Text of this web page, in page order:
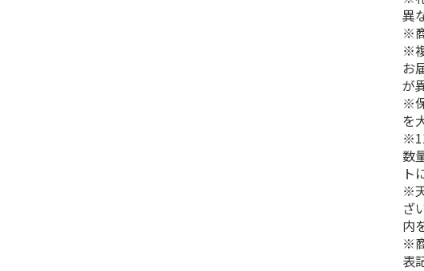
異
※
※
お
が
※
を
数
ト
※
ざ
内
※
表